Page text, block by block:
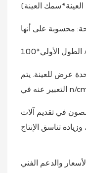
العينة)
عرض للعينة. يتم
في تقديم آلات